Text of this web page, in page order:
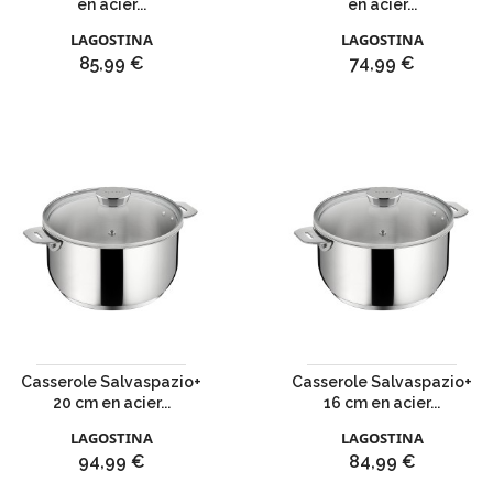
en acier...
LAGOSTINA
Prix
85,99 €
en acier...
LAGOSTINA
Prix
74,99 €
Casserole Salvaspazio+
20 cm en acier...
LAGOSTINA
Prix
94,99 €
Casserole Salvaspazio+
16 cm en acier...
LAGOSTINA
Prix
84,99 €